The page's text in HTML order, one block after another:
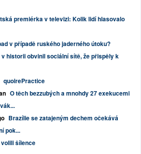
premiérka v televizi: Kolik lidí hlasovalo
v případě ruského jaderného útoku?
v historii obvinil sociální sítě, že přispěly k
quoirePractice
O těch bezzubých a mnohdy 27 exekucemi
Brazílie se zatajeným dechem očekává
pok...
šílence